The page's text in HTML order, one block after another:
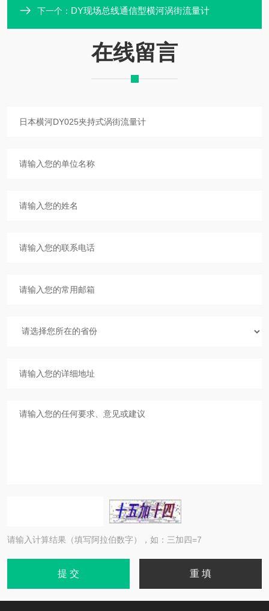
下一个： DY现场总线通信型横河涡街流量计
在线留言
请输入计算结果（填写阿拉伯数字），如：三加四=7